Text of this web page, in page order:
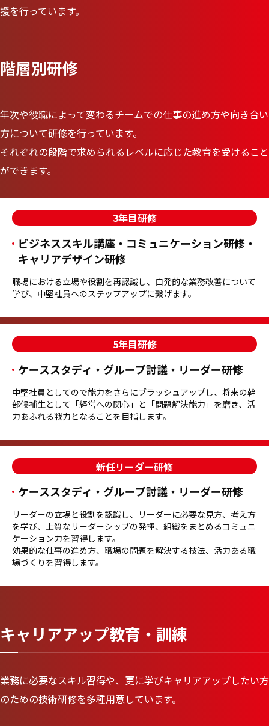
援を行っています。
階層別研修
年次や役職によって変わるチームでの仕事の進め方や向き合い
方について研修を行っています。
それぞれの段階で求められるレベルに応じた教育を受けること
ができます。
3年目研修
ビジネススキル講座・コミュニケーション研修・
キャリアデザイン研修
職場における立場や役割を再認識し、自発的な業務改善について
学び、中堅社員へのステップアップに繋げます。
5年目研修
ケーススタディ・グループ討議・リーダー研修
中堅社員としてので能力をさらにブラッシュアップし、将来の幹
部候補生として「経営への関心」と「問題解決能力」を磨き、活
力あふれる戦力となることを目指します。
新任リーダー研修
ケーススタディ・グループ討議・リーダー研修
リーダーの立場と役割を認識し、リーダーに必要な見方、考え方
を学び、上質なリーダーシップの発揮、組織をまとめるコミュニ
ケーション力を習得します。
効果的な仕事の進め方、職場の問題を解決する技法、活力ある職
場づくりを習得します。
キャリアアップ教育・訓練
業務に必要なスキル習得や、更に学びキャリアアップしたい方
のための技術研修を多種用意しています。